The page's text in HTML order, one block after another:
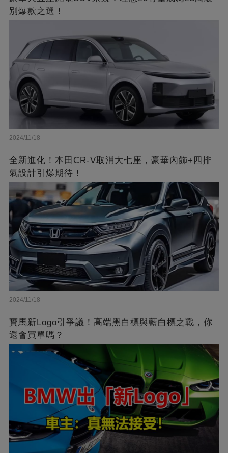
別爆款之選！
2024/11/18
全新進化！本田CR-V取消大七座，豪華內飾+四排
氣設計引爆期待！
2024/11/18
寶馬新Logo引爭議！高端黑白標與藍白標之戰，你
還會買單嗎？